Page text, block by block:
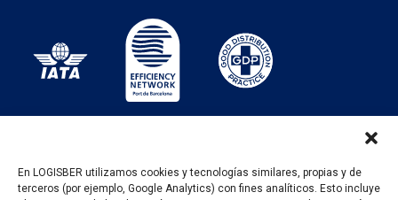
En LOGISBER utilizamos cookies y tecnologías similares, propias y de
terceros (por ejemplo, Google Analytics) con fines analíticos. Esto incluye
PROGRAMA KIT DIGITAL FINANCIADO POR LOS